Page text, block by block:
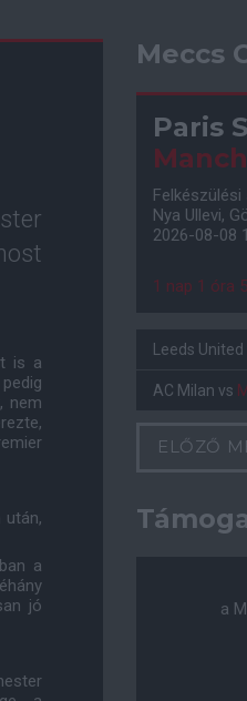
is a
nem
után,
a
jó
Meccs
Paris
Nya Ullevi,
2026-08-08
1 nap 1 óra
Leeds United
AC Milan vs
ELŐZŐ
a